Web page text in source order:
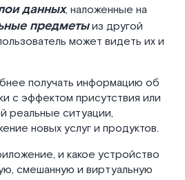
данных, наложенные на
предметыиз другой
может видеть их и
получать информацию об
с эффектом присутствия или
реальные ситуации,
новых услуг и продуктов.
и какое устройство
смешанную и виртуальную